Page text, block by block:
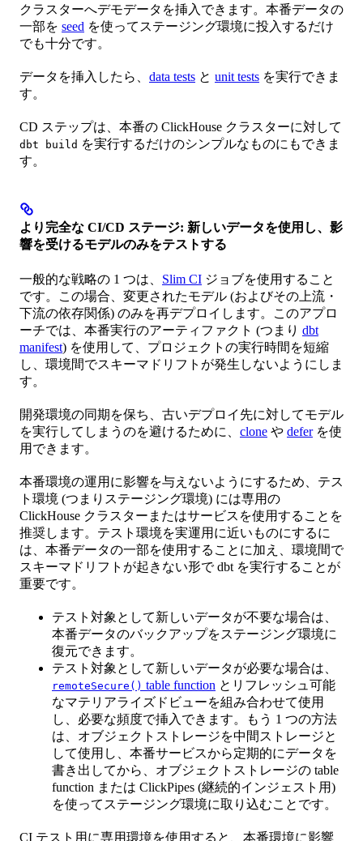
クラスターへデモデータを挿入できます。本番データの
一部を seed を使ってステージング環境に投入するだけ
でも十分です。
データを挿入したら、 data tests と unit tests を実行できま
す。
CD ステップは、本番の ClickHouse クラスターに対して
dbt build を実行するだけのシンプルなものにもできま
す。
より完全な CI/CD ステージ: 新しいデータを使用し、影
響を受けるモデルのみをテストする
一般的な戦略の 1 つは、 Slim CI ジョブを使用すること
です。この場合、変更されたモデル (およびその上流・
下流の依存関係) のみを再デプロイします。このアプロ
ーチでは、本番実行のアーティファクト (つまり dbt
manifest) を使用して、プロジェクトの実行時間を短縮
し、環境間でスキーマドリフトが発生しないようにしま
す。
開発環境の同期を保ち、古いデプロイ先に対してモデル
を実行してしまうのを避けるために、 clone や deferを使
用できます。
本番環境の運用に影響を与えないようにするため、テス
ト環境 (つまりステージング環境) には専用の
ClickHouse クラスターまたはサービスを使用することを
推奨します。テスト環境を実運用に近いものにするに
は、本番データの一部を使用することに加え、環境間で
スキーマドリフトが起きない形で dbt を実行することが
重要です。
テスト対象として新しいデータが不要な場合は、
本番データのバックアップをステージング環境に
復元できます。
テスト対象として新しいデータが必要な場合は、
remoteSecure() table function とリフレッシュ可能
なマテリアライズドビューを組み合わせて使用
し、必要な頻度で挿入できます。もう 1 つの方法
は、オブジェクトストレージを中間ストレージと
して使用し、本番サービスから定期的にデータを
書き出してから、オブジェクトストレージの table
function または ClickPipes (継続的インジェスト用)
を使ってステージング環境に取り込むことです。
CI テスト用に専用環境を使用すると、本番環境に影響